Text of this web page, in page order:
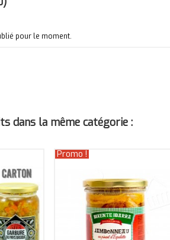
pour le moment.
dans la même catégorie :
Promo !